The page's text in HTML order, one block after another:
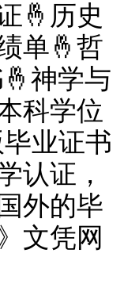
🤞历史
单🤞哲
神学与
科学位
业证书
认证，
外的毕
文凭网